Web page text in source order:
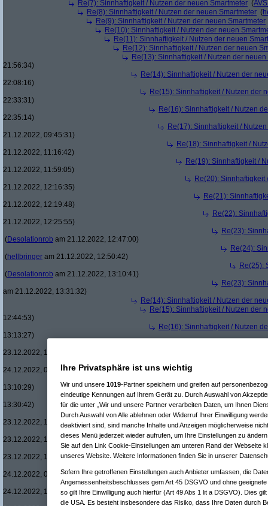
Re(7): Sinnhaftigkeit / Nutzen der neuen Smartmeter (
Re(8): Sinnhaftigkeit / Nutzen der neuen Smartmeter (
Re(9): Sinnhaftigkeit / Nutzen der neuen Smartmeter
Re(10): Sinnhaftigkeit / Nutzen der neuen
Re(11): Sinnhaftigkeit / Nutzen der neuen
Re(12): Sinnhaftigkeit / Nutzen der neuen
Re(13): Sinnhaftigkeit / Nutzen der neuen
21:56:34)
Re(14): Sinnhaftigkeit / Nutzen der
22:08:16)
Re(15): Sinnhaftigkeit / Nutzen der
22:33:31)
Re(16): Sinnhaftigkeit / Nutzen
22:35:14)
Re(17): Sinnhaftigkeit /
21.12.2022, 09:45:31)
Re(18): Sinnhaftigkeit /
21.12.2022, 11:16:42)
Re(19): Sinnhaftigkeit /
21.12.2022, 11:59:05)
Re(20): Sinnhaftigkeit
21.12.2022, 12:16:35)
Re(21):
21.12.2022, 12:19:48)
Re(22):
21.12.2022, 12:25:55)
Re(23):
(Desolationrob am 21.12.2022, 12:47:00)
Re(24):
(hellbringer am 21.12.2022, 12:50:42)
Re(25):
(Desolationrob am 21.12.2022, 13:10:41)
Re(23):
am 21.12.2022, 13:31:32)
Re(14): Sinnhaftigkeit / Nutzen der
Re(15): Sinnhaftigkeit / Nutzen der
12:44:53)
Re(16): Sinnhaftigkeit / Nutzen
13:13:27)
23.12.2022, 13:23:08)
24.12.2022, 09:25:48)
13:10:29)
Re(16): Sinnhaftigkeit / Nutzen
13:30:42)
Re(17): Sinnhaftigkeit /
23.12.2022, 15:25:55)
Re(18): Sinnhaftigkeit /
23.12.2022, 16:15:39)
Re(19): Sinnhaftigkeit /
23.12.2022, 16:35:51)
24.12.2022, 09:32:49)
Re(18): Sinnhaftigkeit /
24.12.2022, 10:17:39)
Re(19): Sinnhaftigkeit /
Ihre Privatsphäre ist uns wichtig
Wir und unsere 1019-Partner speichern und greifen auf
eindeutige Kennungen auf Ihrem Gerät zu. Durch Auswahl von
für die unter „Wir und unsere Partner verarbeiten Daten, um Ihnen
Durch Auswahl von Alle ablehnen oder Widerruf Ihrer Einwilligung
deaktiviert sind, sind manche Inhalte und Anzeigen möglicherweise
dieses Menü jederzeit wieder aufrufen, um Ihre Einstellungen zu
Sie auf den Link Cookie-Einstellungen am unteren Rand der Webseite
unseres Website. Weitere Informationen finden Sie in unserer
Sofern Ihre getroffenen Einstellungen auch Anbieter umfassen, die
Angemessenheitsbeschlusses gem Art 45 DSGVO und ohne
so gilt Ihre Einwilligung auch hierfür (Art 49 Abs 1 lit a DSGVO). Dies
die USA. Es besteht insbesondere das Risiko, dass Ihre Daten durch